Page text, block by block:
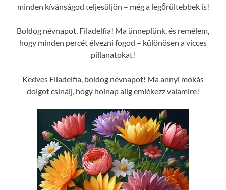
minden kívánságod teljesüljön – még a legőrültebbek is!
Boldog névnapot, Filadelfia! Ma ünneplünk, és remélem,
hogy minden percét élvezni fogod – különösen a vicces
pillanatokat!
Kedves Filadelfia, boldog névnapot! Ma annyi mókás
dolgot csinálj, hogy holnap alig emlékezz valamire!